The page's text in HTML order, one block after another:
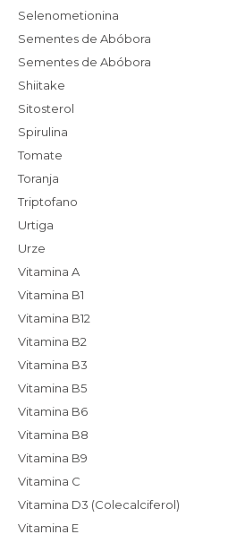
Selenometionina
Sementes de Abóbora
Sementes de Abóbora
Shiitake
Sitosterol
Spirulina
Tomate
Toranja
Triptofano
Urtiga
Urze
Vitamina A
Vitamina B1
Vitamina B12
Vitamina B2
Vitamina B3
Vitamina B5
Vitamina B6
Vitamina B8
Vitamina B9
Vitamina C
Vitamina D3 (Colecalciferol)
Vitamina E